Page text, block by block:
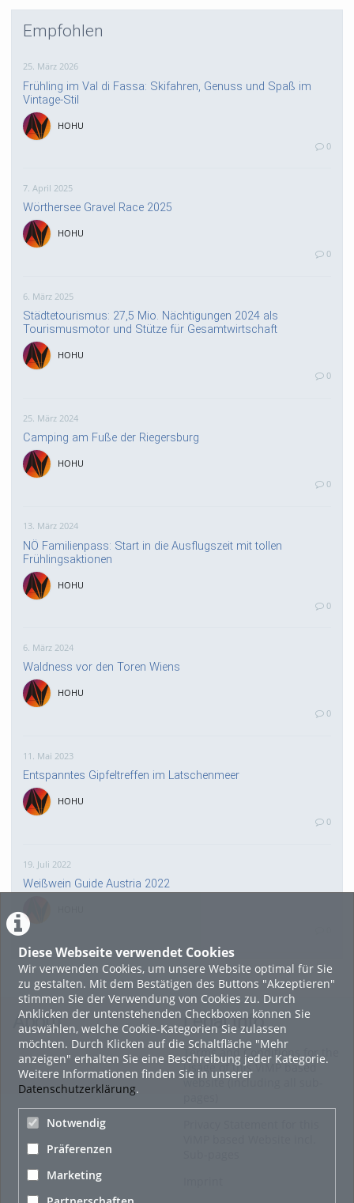
Diese Webseite verwendet Cookies
Wir verwenden Cookies, um unsere Website optimal für Sie
zu gestalten. Mit dem Bestätigen des Buttons "Akzeptieren"
stimmen Sie der Verwendung von Cookies zu. Durch
Anklicken der untenstehenden Checkboxen können Sie
auswählen, welche Cookie-Kategorien Sie zulassen
möchten. Durch Klicken auf die Schaltfläche "Mehr
anzeigen" erhalten Sie eine Beschreibung jeder Kategorie.
Weitere Informationen finden Sie in unserer
Datenschutzerklärung.
Notwendig
Präferenzen
Marketing
Empfohlen
25. März 2026
Frühling im Val di Fassa: Skifahren, Genuss und Spaß im
Vintage-Stil
HOHU
0
7. April 2025
Wörthersee Gravel Race 2025
HOHU
0
6. März 2025
Städtetourismus: 27,5 Mio. Nächtigungen 2024 als
Tourismusmotor und Stütze für Gesamtwirtschaft
HOHU
0
25. März 2024
Camping am Fuße der Riegersburg
HOHU
0
13. März 2024
NÖ Familienpass: Start in die Ausflugszeit mit tollen
Frühlingsaktionen
HOHU
0
6. März 2024
Waldness vor den Toren Wiens
HOHU
0
11. Mai 2023
Entspanntes Gipfeltreffen im Latschenmeer
HOHU
0
19. Juli 2022
Weißwein Guide Austria 2022
16. Mai 2022
neuer Test-Newsbeitrag
HOHU
9. Mai 2022
¨Haager Lies reloaded“ - der neue Top-Radweg in OÖ
verbindet
About Legal Info
Terms and Conditions for the
Usage of this ViMP based
website (including all sub-